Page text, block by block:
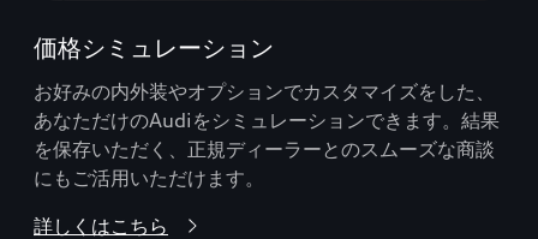
価格シミュレーション
お好みの内外装やオプションでカスタマイズをした、
あなただけのAudiをシミュレーションできます。結果
を保存いただく、正規ディーラーとのスムーズな商談
にもご活用いただけます。
詳しくはこちら